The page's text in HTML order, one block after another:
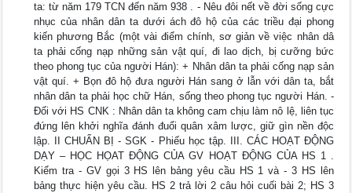
ta: từ năm 179 TCN đến năm 938 . - Nêu đôi nết về đời sống cực
nhục của nhân dân ta dưới ách đô hộ của các triều đại phong
kiến phương Bắc (một vài điểm chính, sơ giản về việc nhân dâ
ta phải cống nạp những sản vật quí, đi lao dịch, bị cưỡng bức
theo phong tục của người Hán): + Nhân dân ta phải cống nạp sản
vật quí. + Bọn đô hộ đưa người Hán sang ở lẫn với dân ta, bắt
nhân dân ta phải học chữ Hán, sống theo phong tục người Hán. -
Đối với HS CNK : Nhân dân ta không cam chịu làm nô lệ, liên tục
đứng lên khởi nghĩa đánh đuổi quân xâm lược, giữ gìn nền độc
lập. II CHUẨN BỊ - SGK - Phiếu học tập. III. CÁC HOẠT ĐỘNG
DẠY – HỌC HỌAT ĐỘNG CỦA GV HOẠT ĐỘNG CỦA HS 1 .
Kiểm tra - GV gọi 3 HS lên bảng yêu cầu HS 1 và - 3 HS lên
bảng thực hiện yêu cầu. HS 2 trả lời 2 câu hỏi cuối bài 2; HS 3